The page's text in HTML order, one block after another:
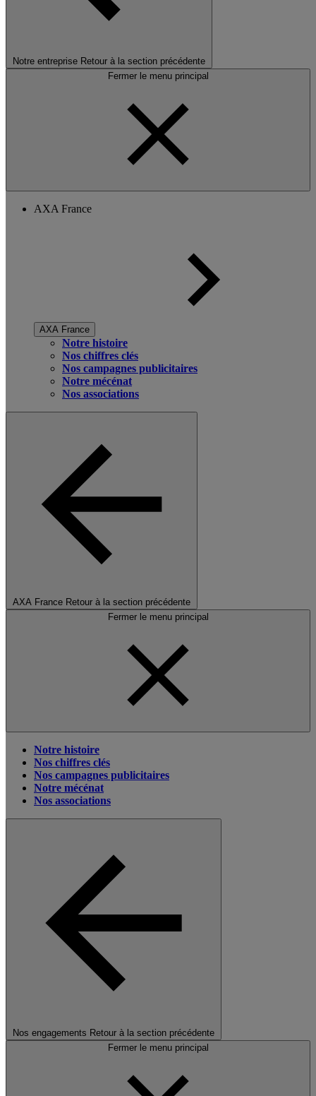
Notre entreprise Retour à la section précédente
Fermer le menu principal
AXA France
AXA France
Notre histoire
Nos chiffres clés
Nos campagnes publicitaires
Notre mécénat
Nos associations
AXA France Retour à la section précédente
Fermer le menu principal
Notre histoire
Nos chiffres clés
Nos campagnes publicitaires
Notre mécénat
Nos associations
Nos engagements Retour à la section précédente
Fermer le menu principal